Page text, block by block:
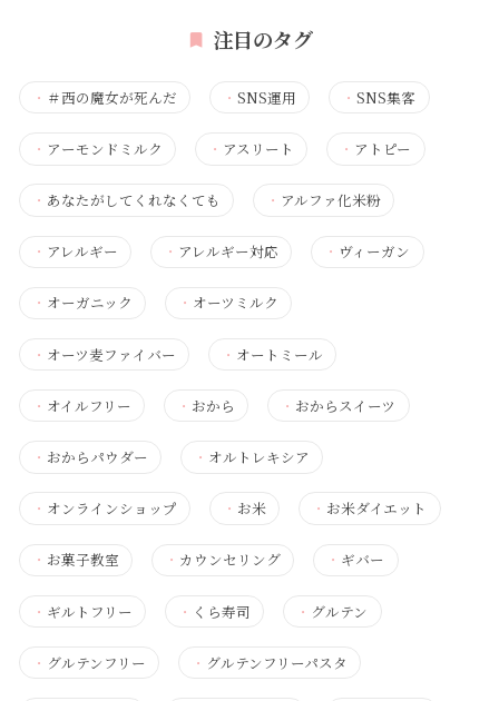
注目のタグ
・ ＃西の魔女が死んだ ・SNS運用 ・SNS集客
・ アーモンドミルク ・ アスリート ・ アトピー
・ あなたがしてくれなくても ・ アルファ化米粉
・ アレルギー ・ アレルギー対応 ・ ヴィーガン
・ オーガニック ・ オーツミルク
・ オーツ麦ファイバー ・ オートミール
・ オイルフリー ・ おから ・ おからスイーツ
・ おからパウダー ・ オルトレキシア
・ オンラインショップ ・ お米 ・ お米ダイエット
・ お菓子教室 ・ カウンセリング ・ ギバー
・ ギルトフリー ・ くら寿司 ・ グルテン
・ グルテンフリー ・ グルテンフリーパスタ